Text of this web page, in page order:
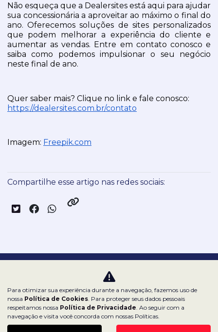
Não esqueça que a Dealersites está aqui para ajudar
sua concessionária a aproveitar ao máximo o final do
ano. Oferecemos soluções de sites personalizados
que podem melhorar a experiência do cliente e
aumentar as vendas. Entre em contato conosco e
saiba como podemos impulsionar o seu negócio
neste final de ano.
https://dealersites.com.br/contato
Imagem: Freepik.com
Compartilhe esse artigo nas redes sociais:
Dealerspace SA
Para otimizar sua experiência durante a navegação, fazemos uso de
nossa Política de Cookies. Para proteger seus dados pessoais
respeitamos nossa Política de Privacidade. Ao seguir com a
navegação e visita você concorda com nossas Políticas.